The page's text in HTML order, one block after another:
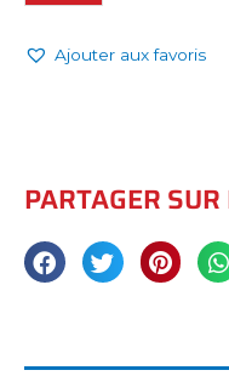
Perles
Protecteur
Ajouter aux favoris
PARTAGER